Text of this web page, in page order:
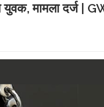
युवक, मामला दर्ज |